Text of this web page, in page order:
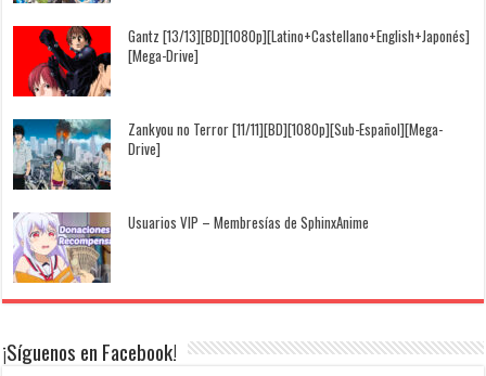
Gantz [13/13][BD][1080p][Latino+Castellano+English+Japonés]
[Mega-Drive]
Zankyou no Terror [11/11][BD][1080p][Sub-Español][Mega-
Drive]
Usuarios VIP – Membresías de SphinxAnime
¡Síguenos en Facebook!